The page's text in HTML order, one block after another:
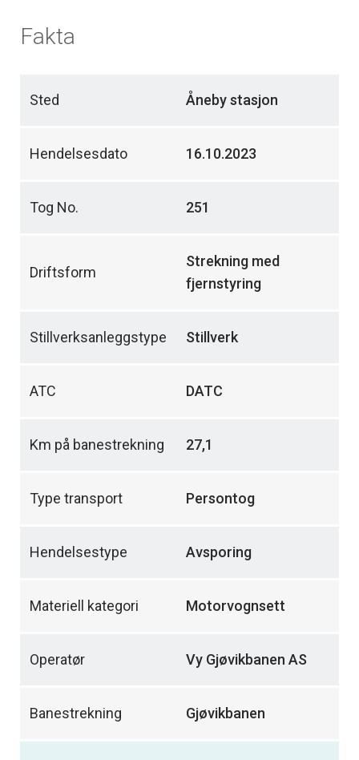
Fakta
Sted Åneby stasjon
Hendelsesdato 16.10.2023
Tog No. 251
Driftsform
Strekning med
fjernstyring
Stillverksanleggstype Stillverk
ATC DATC
Km på banestrekning 27,1
Type transport Persontog
Hendelsestype Avsporing
Materiell kategori Motorvognsett
Operatør Vy Gjøvikbanen AS
Banestrekning Gjøvikbanen